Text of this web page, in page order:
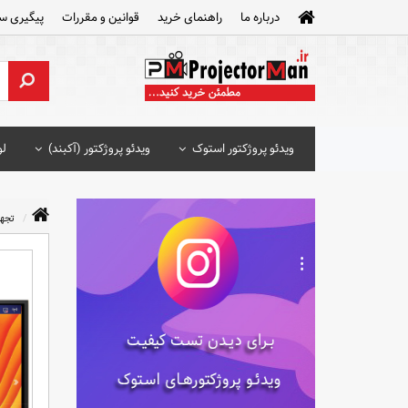
درباره ما راهنمای خرید قوانین و مقررات پیگیری
ویدئو پروژکتور استوک ویدئو پروژکتور (آکبند)